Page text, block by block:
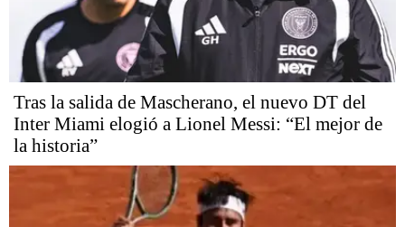
Tras la salida de Mascherano, el nuevo DT del
Inter Miami elogió a Lionel Messi: “El mejor de
la historia”